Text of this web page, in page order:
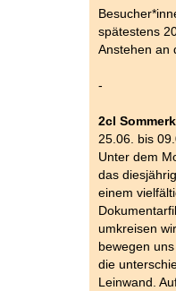
spätestens
Anstehen an
-
2cl
25.06. bis
Unter dem
das
einem
umkreisen
bewegen
die
Leinwand.